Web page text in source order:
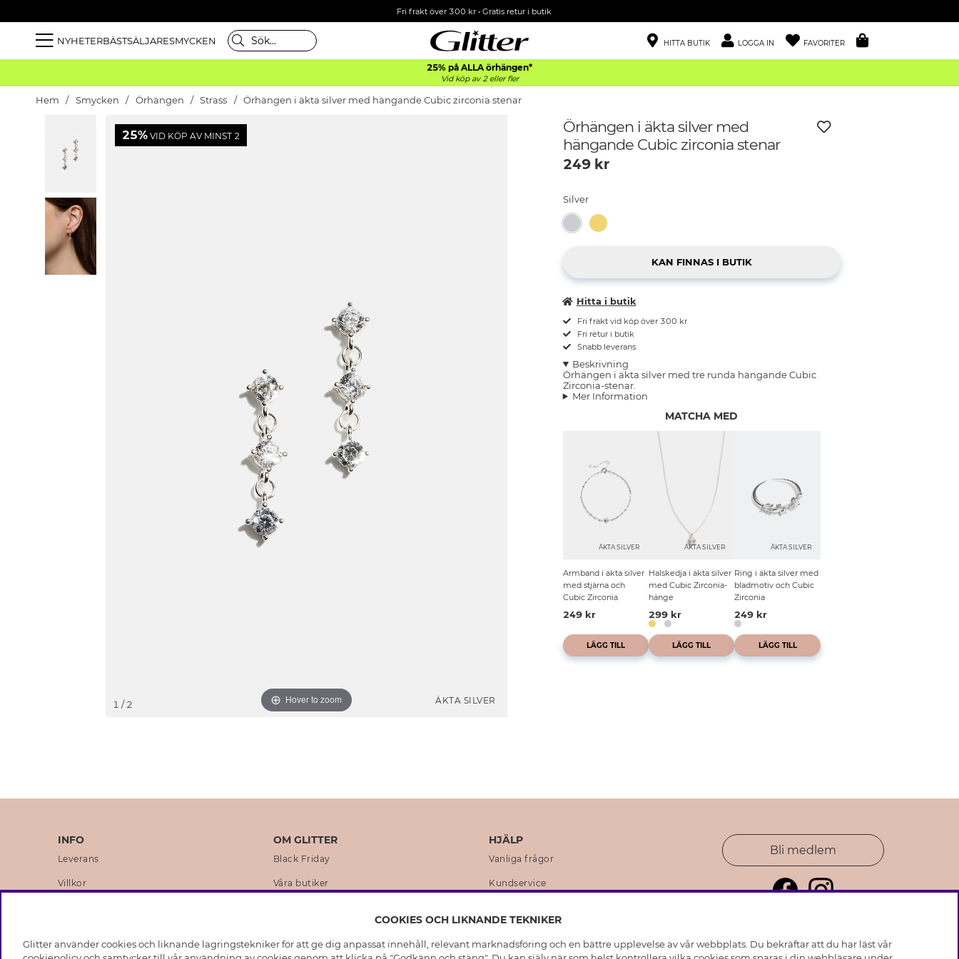
Fri frakt över 300 kr• Gratis retur i butik
NYHETERBÄSTSÄLJARESMYCKEN HITTA BUTIK LOGGA IN FAVORITER
25% på ALLA örhängen*
Vid köp av 2 eller fler
Hem Smycken Örhängen Strass Örhängen i äkta silver med hängande Cubic zirconia stenar
25% VID KÖP AV MINST 2
ÄKTA SILVER
Hover to zoom
1 / 2
Örhängen i äkta silver med
hängande Cubic zirconia stenar
249kr
Silver
Hitta i butik
Fri frakt vid köp över 300 kr
Fri retur i butik
Snabb leverans
Beskrivning
Örhängen i äkta silver med tre runda hängande Cubic
Zirconia-stenar.
Mer Information
MATCHA MED
ÄKTA SILVER
Armband i äkta silver
med stjärna och
Cubic Zirconia
249 kr
LÄGG TILL
ÄKTA SILVER
Halskedja i äkta silver
med Cubic Zirconia-
hänge
299 kr
LÄGG TILL
ÄKTA SILVER
Ring i äkta silver med
bladmotiv och Cubic
Zirconia
249 kr
LÄGG TILL
INFO
Leverans
Villkor
Medlemsvillkor
OM GLITTER
Black Friday
Våra butiker
Hållbarhet
HJÄLP
Vanliga frågor
Kundservice
Skötselråd skinnhandskar
Bli medlem
COOKIES OCH LIKNANDE TEKNIKER
Glitter använder cookies och liknande lagringstekniker för att ge dig anpassat innehåll, relevant marknadsföring och en bättre upplevelse av vår webbplats. Du bekräftar att du har läst vår